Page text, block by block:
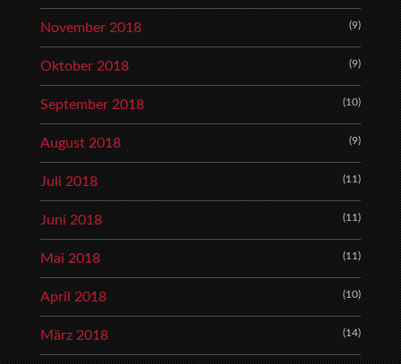
November 2018 (9)
Oktober 2018 (9)
September 2018 (10)
August 2018 (9)
Juli 2018 (11)
Juni 2018 (11)
Mai 2018 (11)
April 2018 (10)
März 2018 (14)